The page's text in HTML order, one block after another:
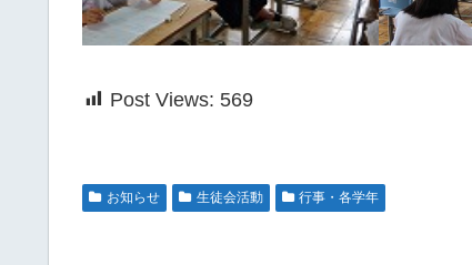
Post Views: 569
お知らせ 生徒会活動 行事・各学年